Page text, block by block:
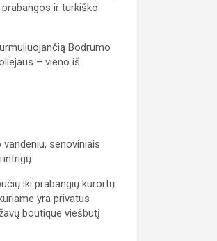
prabangos ir turkiško
Bodrumo
– vieno iš
senoviniais
iki prabangių kurortų.
yra privatus
boutique viešbutį